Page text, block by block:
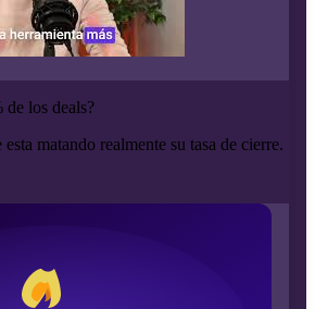
de los deals?
matando realmente su tasa de cierre.